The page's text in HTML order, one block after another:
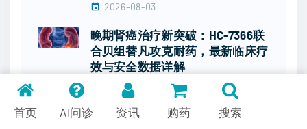
2026-08-03
晚期肾癌治疗新突破：HC-7366联
合贝组替凡攻克耐药，最新临床疗
效与安全数据详解
2026-08-03
肺癌乳腺癌靶向治疗新突破：
首页 AI问诊 资讯 购药 搜索